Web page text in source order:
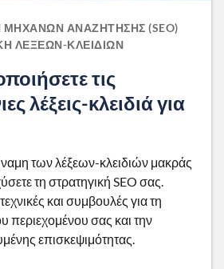
ΜΗΧΑΝΏΝ ΑΝΑΖΉΤΗΣΗΣ (SEO)
ΛΈΞΕΩΝ-ΚΛΕΙΔΙΏΝ
τις
λέξεις-κλειδιά για
των λέξεων-κλειδιών μακράς
τη στρατηγική SEO σας.
και συμβουλές για τη
περιεχομένου σας και την
επισκεψιμότητας.